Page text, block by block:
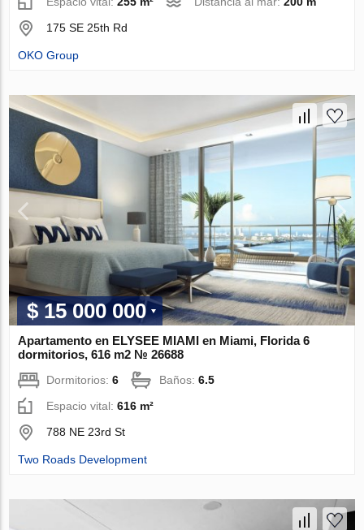
175 SE 25th Rd
OKO Group
$ 15 000 000
Apartamento en ELYSEE MIAMI en Miami, Florida 6
dormitorios, 616 m2 № 26688
Dormitorios:6 Baños:6.5
Espacio vital:616 m²
788 NE 23rd St
Two Roads Development